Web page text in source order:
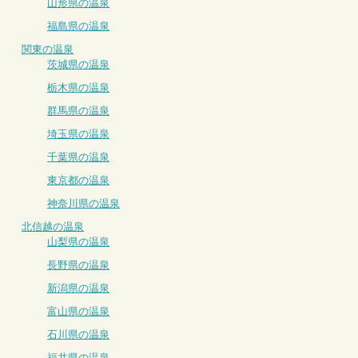
山形県の温泉
福島県の温泉
関東の温泉
茨城県の温泉
栃木県の温泉
群馬県の温泉
埼玉県の温泉
千葉県の温泉
東京都の温泉
神奈川県の温泉
北信越の温泉
山梨県の温泉
長野県の温泉
新潟県の温泉
富山県の温泉
石川県の温泉